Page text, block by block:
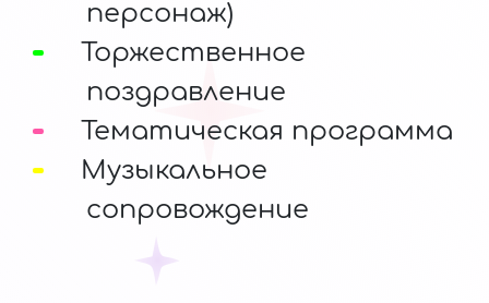
персонаж)
Торжественное
поздравление
Тематическая программа
Музыкальное
сопровождение